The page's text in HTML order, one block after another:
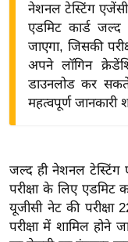
द्यो
शे
ष
ज्ञ
रा
नेशनल टेस्टिंग एजेंसी
एडमिट कार्ड जल्द
जाएगा, जिसकी
अपने लॉगिन
डाउनलोड कर
महत्वपूर्ण जानकारी
जल्द ही नेशनल टेस्टिंग
परीक्षा के लिए
यूजीसी नेट की परीक्षा
परीक्षा में शामिल